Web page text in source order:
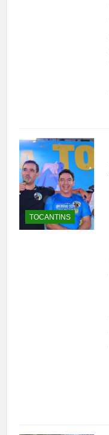
TOCANTINS